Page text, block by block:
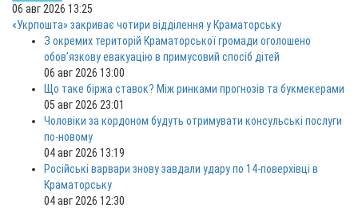
06 авг 2026 13:25
«Укрпошта» закриває чотири відділення у Краматорську
З окремих територій Краматорської громади оголошено
обов’язкову евакуацію в примусовий спосіб дітей
06 авг 2026 13:00
Що таке біржа ставок? Між ринками прогнозів та букмекерами
05 авг 2026 23:01
Чоловіки за кордоном будуть отримувати консульські послуги
по-новому
04 авг 2026 13:19
Російські варвари знову завдали удару по 14-поверхівці в
Краматорську
04 авг 2026 12:30